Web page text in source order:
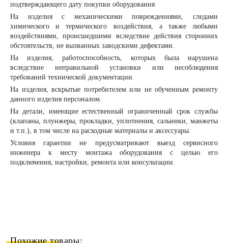
подтверждающего дату покупки оборудования
На изделия с механическими повреждениями, следами
химического и термического воздействия, а также любыми
воздействиями, происшедшими вследствие действия сторонних
обстоятельств, не вызванных заводскими дефектами.
На изделия, работоспособность, которых была нарушена
вследствие неправильной установки или несоблюдения
требований технической документации.
На изделия, вскрытые потребителем или не обученным ремонту
данного изделия персоналом.
На детали, имеющие естественный ограниченный срок службы
(клапаны, плунжеры, прокладки, уплотнения, сальники, манжеты
и т.п.), в том числе на расходные материалы и аксессуары.
Условия гарантии не предусматривают выезд сервисного
инженера к месту монтажа оборудования с целью его
подключения, настройки, ремонта или консультации.
Похожие товары: